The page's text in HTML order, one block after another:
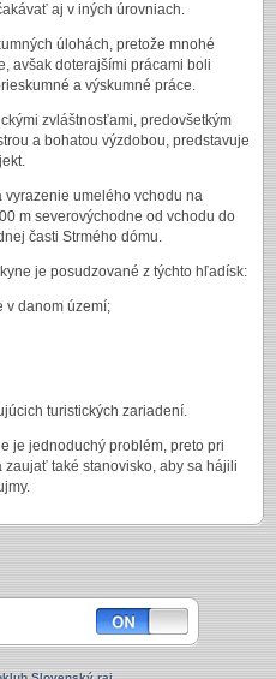
aj v iných úrovniach.
úlohách, pretože mnohé
avšak doterajšími prácami boli
a výskumné práce.
zvláštnosťami, predovšetkým
a bohatou výzdobou, predstavuje
umelého vchodu na
m severovýchodne od vchodu do
časti Strmého dómu.
je posudzované z týchto hľadísk:
v danom území;
turistických zariadení.
je jednoduchý problém, preto pri
také stanovisko, aby sa hájili